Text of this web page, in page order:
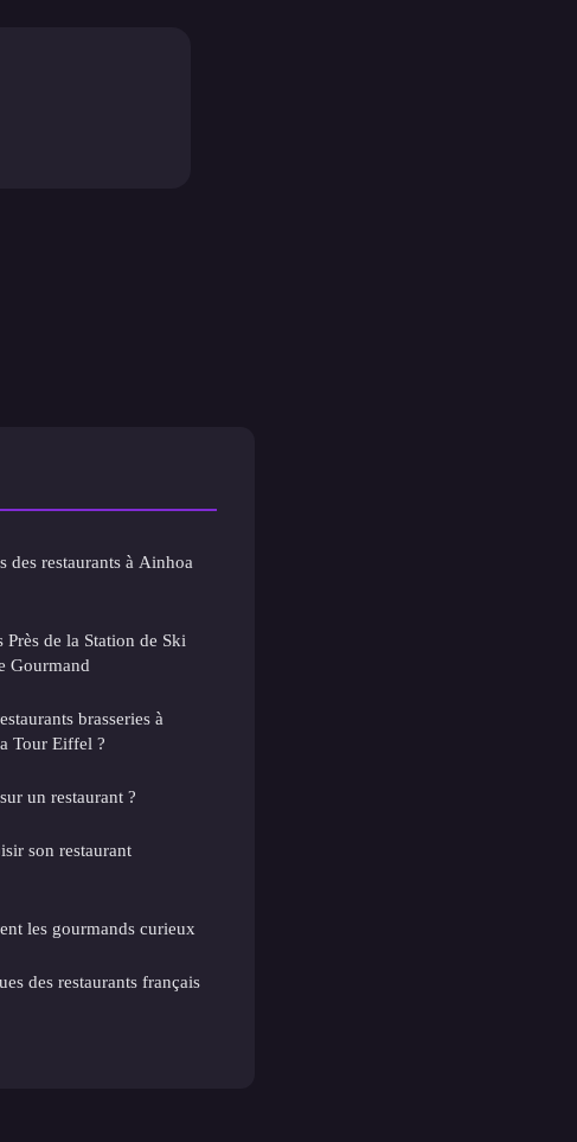
des restaurants à Ainhoa
de la Station de Ski
Gourmand
brasseries à
Tour Eiffel ?
un restaurant ?
son restaurant
les gourmands curieux
des restaurants français